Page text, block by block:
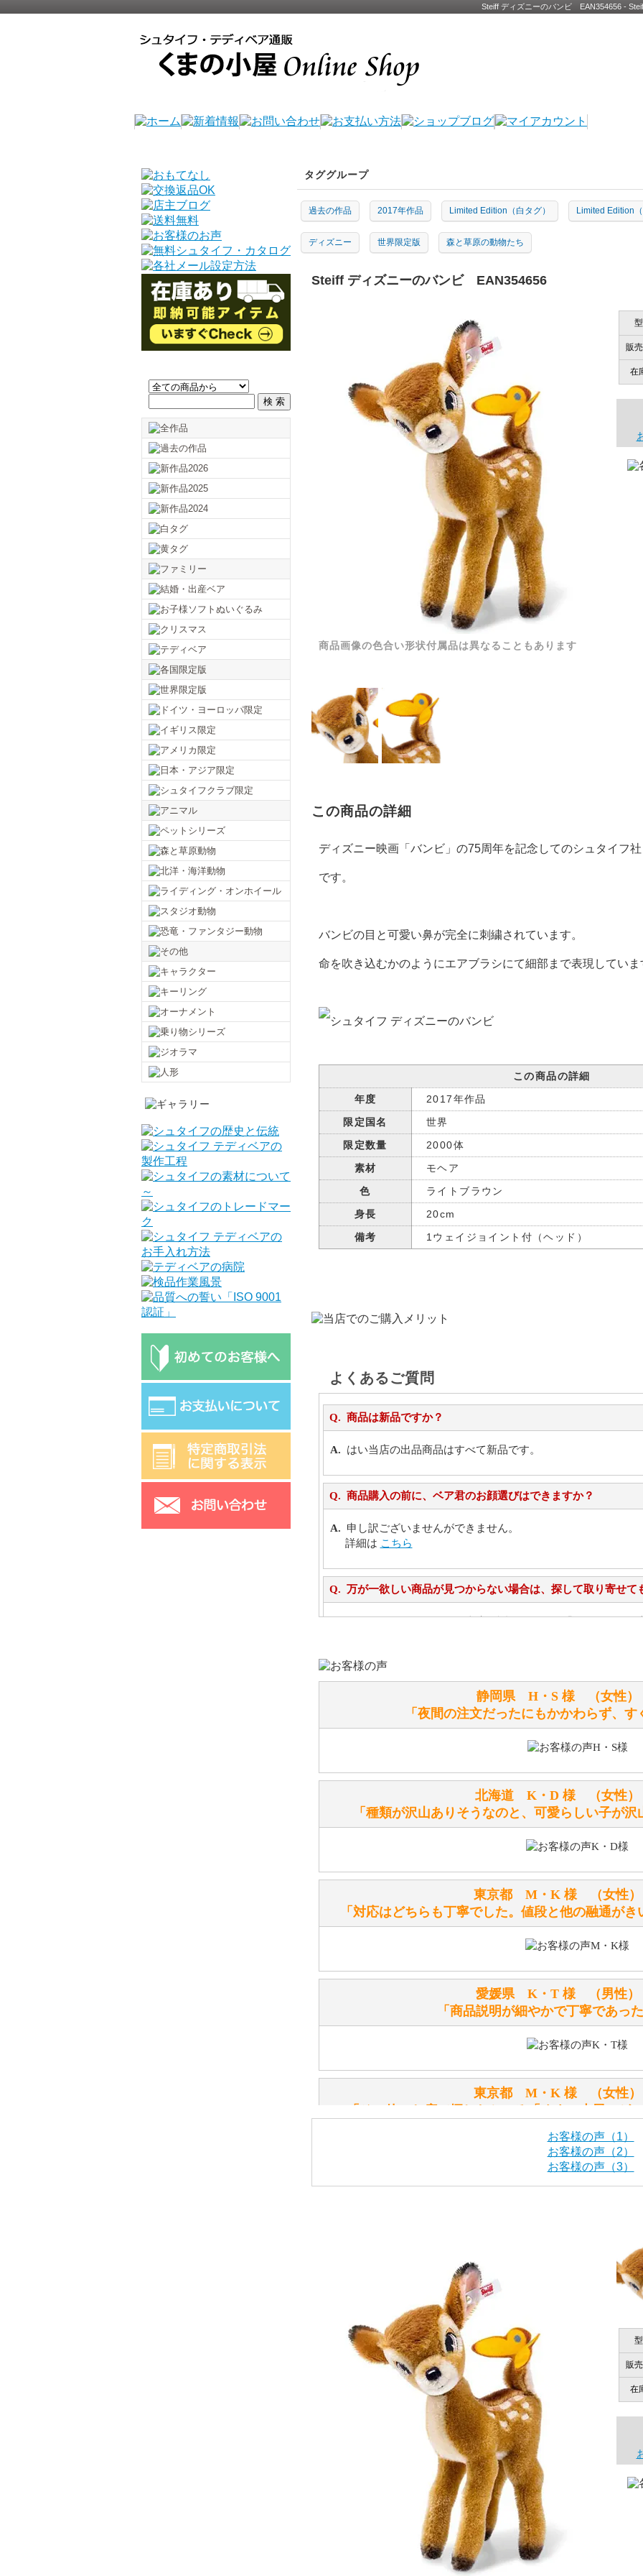
Steiff ディズニーのバンビ EAN354656 -
タググループ
過去の作品 2017年作品 Limited Edition（白タグ） Limited Edition（
ディズニー 世界限定版 森と草原の動物たち
Steiff ディズニーのバンビ EAN354656
商品画像の色合い形状付属品は異なることもあります
販
在
この商品の詳細
ディズニー映画「バンビ」の75周年を記念してのシュタイフ
です。
バンビの目と可愛い鼻が完全に刺繍されています。
命を吹き込むかのようにエアブラシにて細部まで表現していま
この商品の詳細
年度
2017年作品
限定国名
世界
限定数量
2000体
素材
モヘア
色
ライトブラウン
身長
20cm
備考
1ウェイジョイント付（ヘッド）
よくあるご質問
商品は新品ですか？
はい当店の出品商品はすべて新品です。
商品購入の前に、ベア君のお顔選びはできますか？
申し訳ございませんができません。
詳細は こちら
万が一欲しい商品が見つからない場合は、探して取り寄せて
シュタイフのぬいぐるみは洗濯できますか？ ぬいぐるみの
洗濯できるのとできないのがあります。
こちらをご覧ください。
シリアルNO付きやクラブ限定などいろいろと意味があります
詳しくはこちらをご覧ください。
テディベアを横にすると音が鳴ります、なぜでしょうか？
シュタイフのテディベアには、鳴くタイプのテディベアがい
お腹の中にグロウラーという部品を内臓しています。
体をねかせたりおこしたりすると「グーグー」と鳴くタイプ
テディベアのお腹を押すと「キュッキュッ」と音が鳴ります
シュタイフのテディベアには、おなかを押すと「キュッキュ
シュタイフ社製品の実物を見ることはできますか？
当店はネット販売ですので実物をお見せすることができませ
商品は直接海外から届くのですか。受取の際、関税などはか
商品は全て当店へ入荷させたのち欠品を行いお客様宅へお届
関税はすべて当店にて処理しますのでお客様のご負担は一切
商品が届くまでにはどのくらいの期間がかかりますか？
国内で一度検品をしますので、決済確認後、２～４週間での
尚、オーダー注文の場合は４～８週間でのお届けとなります
（稀に、通関手続き等に時間がかかり、納期が遅れる場合
お願い致します。）
注文のキャンセルは可能ですか？
お取り寄せ商品となっておりますため、仕入先へ発注後のキ
個人情報の漏洩は大丈夫でしょうか？
静岡県 H・S 様 （女
「夜間の注文だったにもかかわらず、す
北海道 K・D 様 （女
「種類が沢山ありそうなのと、可愛らしい子が沢
東京都 M・K 様 （女
「対応はどちらも丁寧でした。値段と他の融通がき
愛媛県 K・T 様 （男
「商品説明が細やかで丁寧であっ
東京都 M・K 様 （女
千葉県 U・Y 様 （女
「ChatGPTを利用したところ「くまの小屋
埼玉県 S・W 様
「送られる際にメールなどで届けて頂きとて
大阪府 Y・W 様 （男
「取り扱っているNetショップで一番信用
お客様の声（1）
お客様の声（2）
お客様の声（3）
販
在